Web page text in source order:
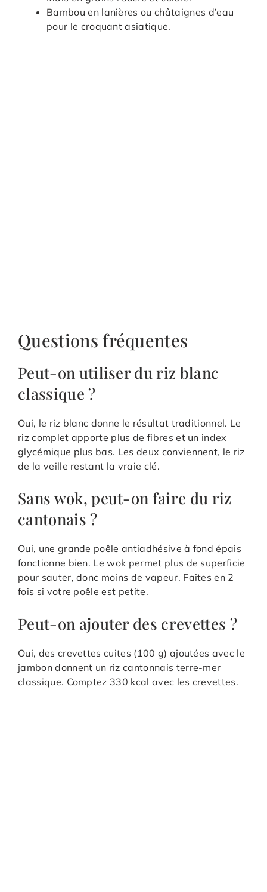
Bambou en lanières ou châtaignes d’eau
pour le croquant asiatique.
Questions fréquentes
Peut-on utiliser du riz blanc
classique ?
Oui, le riz blanc donne le résultat traditionnel. Le
riz complet apporte plus de fibres et un index
glycémique plus bas. Les deux conviennent, le riz
de la veille restant la vraie clé.
Sans wok, peut-on faire du riz
cantonais ?
Oui, une grande poêle antiadhésive à fond épais
fonctionne bien. Le wok permet plus de superficie
pour sauter, donc moins de vapeur. Faites en 2
fois si votre poêle est petite.
Peut-on ajouter des crevettes ?
Oui, des crevettes cuites (100 g) ajoutées avec le
jambon donnent un riz cantonnais terre-mer
classique. Comptez 330 kcal avec les crevettes.